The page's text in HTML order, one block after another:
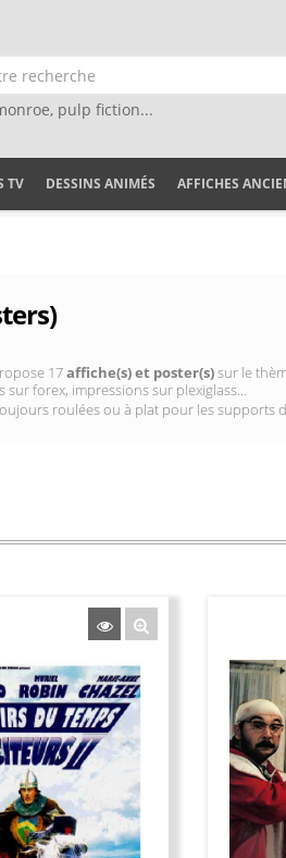
pulp fiction...
TV DESSINS ANIMÉS AFFICHES
17affiche(s) et poster(s)sur le
forex, impressions sur plexiglass...
roulées ou à plat pour les supports